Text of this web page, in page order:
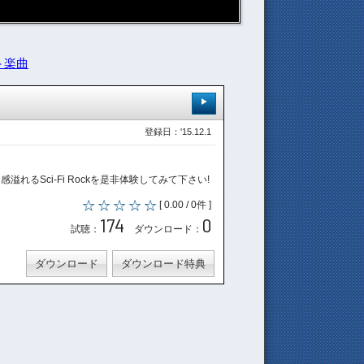
楽曲
登録日：'15.12.1
溢れるSci-Fi Rockを是非体験してみて下さい!
[ 0.00 / 0件 ]
試聴： 174 ダウンロード： 0
ダウンロード ダウンロード特典